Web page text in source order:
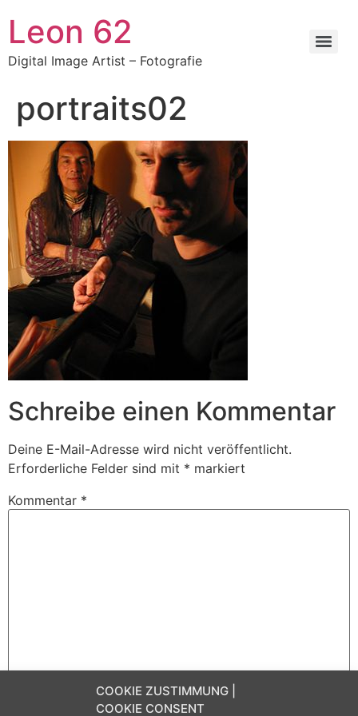
COOKIE ZUSTIMMUNG |
COOKIE CONSENT
Inhalt
springen
Leon 62
Digital Image Artist – Fotografie
portraits02
Schreibe einen Kommentar
Deine E-Mail-Adresse wird nicht veröffentlicht.
Erforderliche Felder sind mit * markiert
Kommentar *